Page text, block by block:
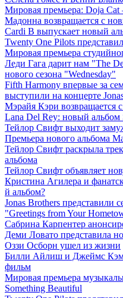
Мировая премьера: Doja
Мадонна возвращается с
Cardi B выпускает новый
Twenty One Pilots
Мировая премьера
Леди Гага дарит нам "The
нового сезона "Wednesday"
Fifth Harmony впервые за
выступили на концерте
Мэрайя Кэри возвращается
Lana Del Rey: новый альбом
Тейлор Свифт выходит
Премьера нового альбома
Тейлор Свифт раскрыла
альбома
Тейлор Свифт объявляет
Кристина Агилера и
й альбом?
Jonas Brothers
"Greetings from Your
Сабрина Карпентер
Деми Ловато представила
Оззи Осборн ушел из жизни
Билли Айлиш и Джеймс
фильм
Мировая премьера
Something Beautiful